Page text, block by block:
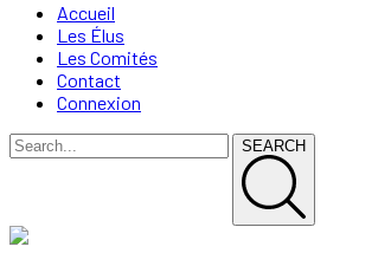
Accueil
Les Élus
Les Comités
Contact
Connexion
SEARCH